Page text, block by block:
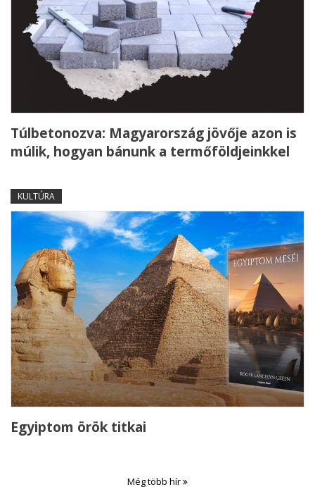
Túlbetonozva: Magyarország jövője azon is
múlik, hogyan bánunk a termőföldjeinkkel
KULTÚRA
Egyiptom örök titkai
Még több hír